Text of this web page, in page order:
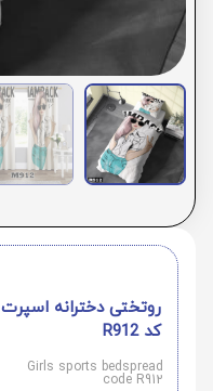
روتختی دخترانه اسپرت
کد R912
Girls sports bedspread
code R912